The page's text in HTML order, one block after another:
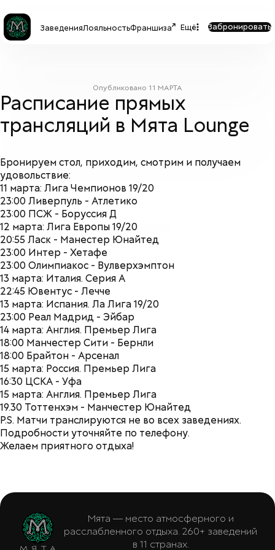
ЗаведенияЛояльностьФраншиза Ещё Забронировать
Опубликовано 11 МАРТА
Расписание прямых
трансляций в Мята Lounge
Бронируем стол, приходим, смотрим и получаем
удовольствие:
11 марта: Лига Чемпионов 19/20
23:00 Ливерпуль - Атлетико
23:00 ПСЖ - Боруссия Д
12 марта: Лига Европы 19/20
20:55 Ласк - Манестер Юнайтед
23:00 Интер - Хетафе
23:00 Олимпиакос - Вулверхэмптон
13 марта: Италия. Серия А
22:45 Ювентус - Лечче
13 марта: Испания. Ла Лига 19/20
23:00 Реал Мадрид - Эйбар
14 марта: Англия. Премьер Лига
18:00 Манчестер Сити - Бернли
18:00 Брайтон - Арсенал
15 марта: Россия. Премьер Лига
16:30 ЦСКА - Уфа
15 марта: Англия. Премьер Лига
19.30 Тоттенхэм - Манчестер Юнайтед
P.S. Матчи транслируются не во всех заведениях.
Подробности уточняйте по телефону.
Желаем приятного отдыха!
Мята — место атмосферного и
расслабленного отдыха. 260+ заведений
в 11 странах.